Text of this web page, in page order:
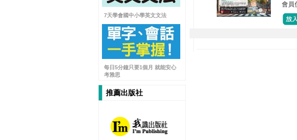
7天學會國中小學英文文法
每日5分鐘只要1個月 就能安心
考雅思
推薦出版社
會員